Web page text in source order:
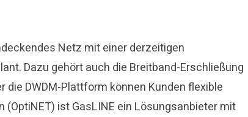
Netz mit einer derzeitigen
Dazu gehört auch die Breitband-Erschließung
DWDM-Plattform können Kunden flexible
ist GasLINE ein Lösungsanbieter mit